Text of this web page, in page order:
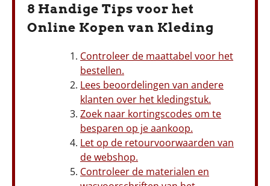
8 Handige Tips voor het
Online Kopen van Kleding
Controleer de maattabel voor het
bestellen.
Lees beoordelingen van andere
klanten over het kledingstuk.
Zoek naar kortingscodes om te
besparen op je aankoop.
Let op de retourvoorwaarden van
de webshop.
Controleer de materialen en